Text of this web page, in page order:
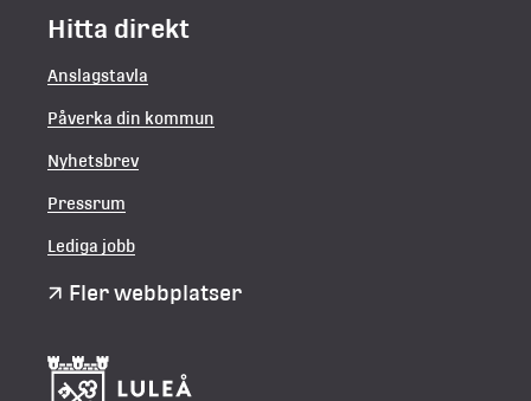
Hitta direkt
Anslagstavla
Påverka din kommun
Nyhetsbrev
Pressrum
Lediga jobb
Fler webbplatser